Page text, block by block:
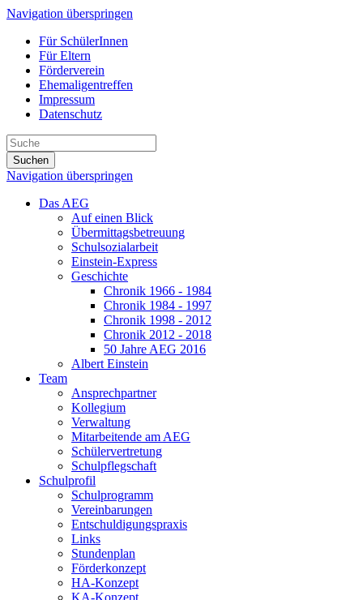
Navigation überspringen
Für SchülerInnen
Für Eltern
Förderverein
Ehemaligentreffen
Impressum
Datenschutz
Suchen
Navigation überspringen
Das AEG
Auf einen Blick
Übermittagsbetreuung
Schulsozialarbeit
Einstein-Express
Geschichte
Chronik 1966 - 1984
Chronik 1984 - 1997
Chronik 1998 - 2012
Chronik 2012 - 2018
50 Jahre AEG 2016
Albert Einstein
Team
Ansprechpartner
Kollegium
Verwaltung
Mitarbeitende am AEG
Schülervertretung
Schulpflegschaft
Schulprofil
Schulprogramm
Vereinbarungen
Entschuldigungspraxis
Links
Stundenplan
Förderkonzept
HA-Konzept
KA-Konzept